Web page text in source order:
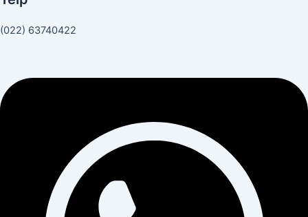
(022) 63740422